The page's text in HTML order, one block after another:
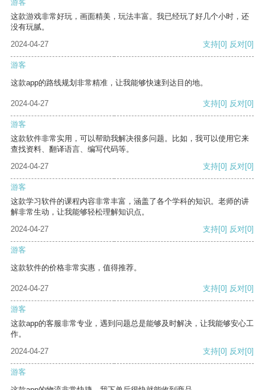
游客
这款游戏非常好玩，画面精美，玩法丰富。我已经玩了好几个小时，还
没有玩腻。
2024-04-27
支持[0] 反对[0]
游客
这款app的路线规划非常精准，让我能够快速到达目的地。
2024-04-27 支持[0] 反对[0]
游客
这款软件非常实用，可以帮助我解决很多问题。比如，我可以使用它来
查找资料、翻译语言、编写代码等。
2024-04-27
支持[0] 反对[0]
游客
这款学习软件的课程内容非常丰富，涵盖了各个学科的知识。老师的讲
解非常生动，让我能够轻松理解知识点。
2024-04-27
支持[0] 反对[0]
游客
这款软件的价格非常实惠，值得推荐。
2024-04-27 支持[0] 反对[0]
游客
这款app的客服非常专业，遇到问题总是能够及时解决，让我能够安心工
作。
2024-04-27
支持[0] 反对[0]
游客